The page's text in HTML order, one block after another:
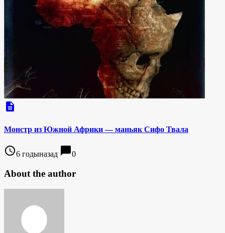
description
Монстр из Южной Африки — маньяк Сифо Твала
access_time6 годыназад chat_bubble0
About the author